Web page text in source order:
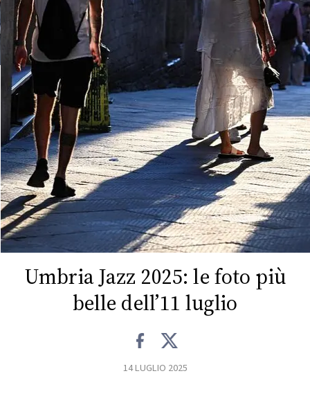
FOTO
CONCORSI
EVENTI
VIDEO
TV
PRINCIPATO
DI
CONSIGLIA
Umbria Jazz 2025: le foto più
belle dell’11 luglio
14 LUGLIO 2025